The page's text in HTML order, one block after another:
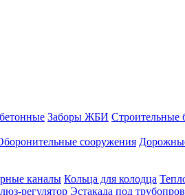
Заборы ЖБИ Строительные
сооружения
каналы Кольца для колодца
регулятор Эстакада под